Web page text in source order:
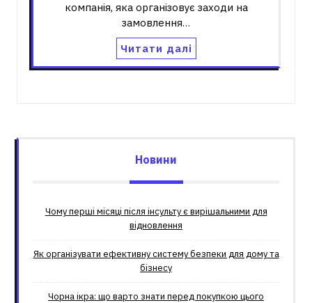
компанія, яка організовує заходи на
замовлення…
Читати далі
Новини
Чому перші місяці після інсульту є вирішальними для
відновлення
Як організувати ефективну систему безпеки для дому та
бізнесу
Чорна ікра: що варто знати перед покупкою цього